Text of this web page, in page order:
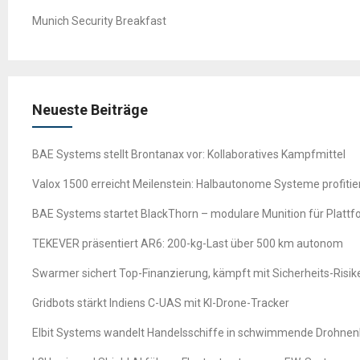
Munich Security Breakfast
Neueste Beiträge
BAE Systems stellt Brontanax vor: Kollaboratives Kampfmittel
Valox 1500 erreicht Meilenstein: Halbautonome Systeme
BAE Systems startet BlackThorn – modulare Munition für
TEKEVER präsentiert AR6: 200-kg-Last über 500 km autonom
Swarmer sichert Top-Finanzierung, kämpft mit Sicherheits-
Gridbots stärkt Indiens C-UAS mit KI-Drone-Tracker
Elbit Systems wandelt Handelsschiffe in schwimmende